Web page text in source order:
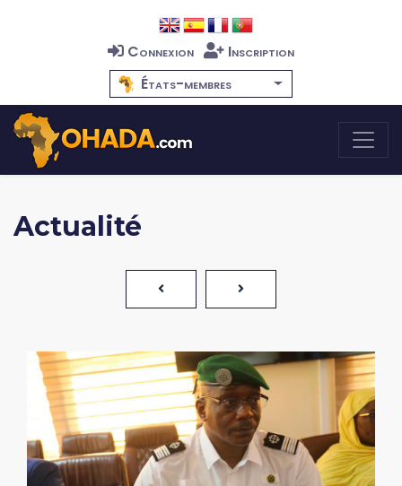
Connexion
Inscription
États-membres
Actualité